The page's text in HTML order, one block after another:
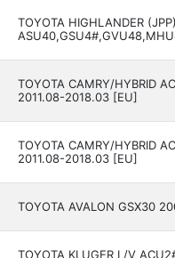
TOYOTA HIGHLANDER
TOYOTA CAMRY/HYBRID
201­1.08-2018.03 [EU]
TOYOTA CAMRY/HYBRID
201­1.08-2018.03 [EU]
TOYOTA AVALON GSX30
TOYOTA KLUGER L/V